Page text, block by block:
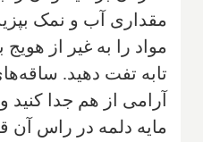
مقداری آب و نمک
مواد را به غير از
تابه تفت دهيد.
آرامی از هم جدا
مايه دلمه در راس آن